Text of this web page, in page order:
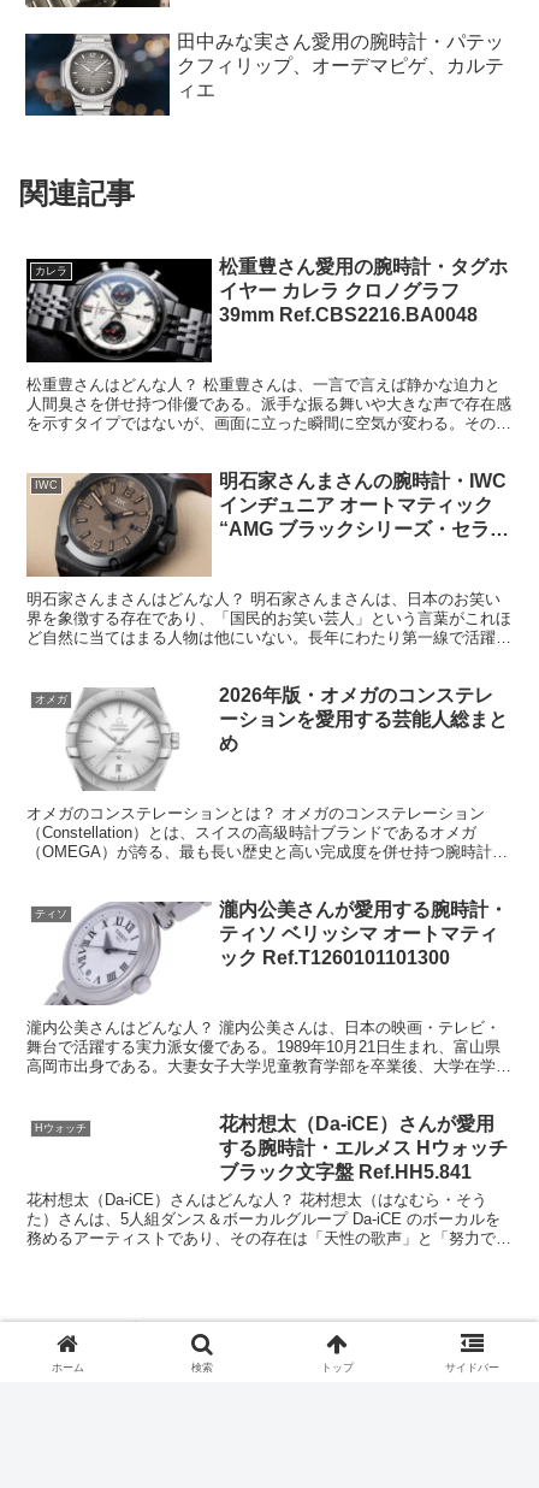
田中みな実さん愛用の腕時計・パテッ
クフィリップ、オーデマピゲ、カルテ
ィエ
関連記事
カレラ
松重豊さん愛用の腕時計・タグホ
イヤー カレラ クロノグラフ
39mm Ref.CBS2216.BA0048
松重豊さんはどんな人？ 松重豊さんは、一言で言えば静かな迫力と
人間臭さを併せ持つ俳優である。派手な振る舞いや大きな声で存在感
を示すタイプではないが、画面に立った瞬間に空気が変わる。その重
IWC
明石家さんまさんの腕時計・IWC
インヂュニア オートマティック
“AMG ブラックシリーズ・セラミ
明石家さんまさんはどんな人？ 明石家さんまさんは、日本のお笑い
界を象徴する存在であり、「国民的お笑い芸人」という言葉がこれほ
ど自然に当てはまる人物は他にいない。長年にわたり第一線で活躍し
オメガ
2026年版・オメガのコンステレ
ーションを愛用する芸能人総まと
め
オメガのコンステレーションとは？ オメガのコンステレーション
（Constellation）とは、スイスの高級時計ブランドであるオメガ
（OMEGA）が誇る、最も長い歴史と高い完成度を併せ持つ腕時計コ
ティソ
瀧内公美さんが愛用する腕時計・
ティソ ベリッシマ オートマティ
ック Ref.T1260101101300
瀧内公美さんはどんな人？ 瀧内公美さんは、日本の映画・テレビ・
舞台で活躍する実力派女優である。1989年10月21日生まれ、富山県
高岡市出身である。大妻女子大学児童教育学部を卒業後、大学在学中
Hウォッチ
花村想太（Da-iCE）さんが愛用
する腕時計・エルメス Hウォッチ
ブラック文字盤 Ref.HH5.841
花村想太（Da-iCE）さんはどんな人？ 花村想太（はなむら・そう
た）さんは、5人組ダンス＆ボーカルグループ Da-iCE のボーカルを
務めるアーティストであり、その存在は「天性の歌声」と「努力で積
ホーム 検索 トップ サイドバー